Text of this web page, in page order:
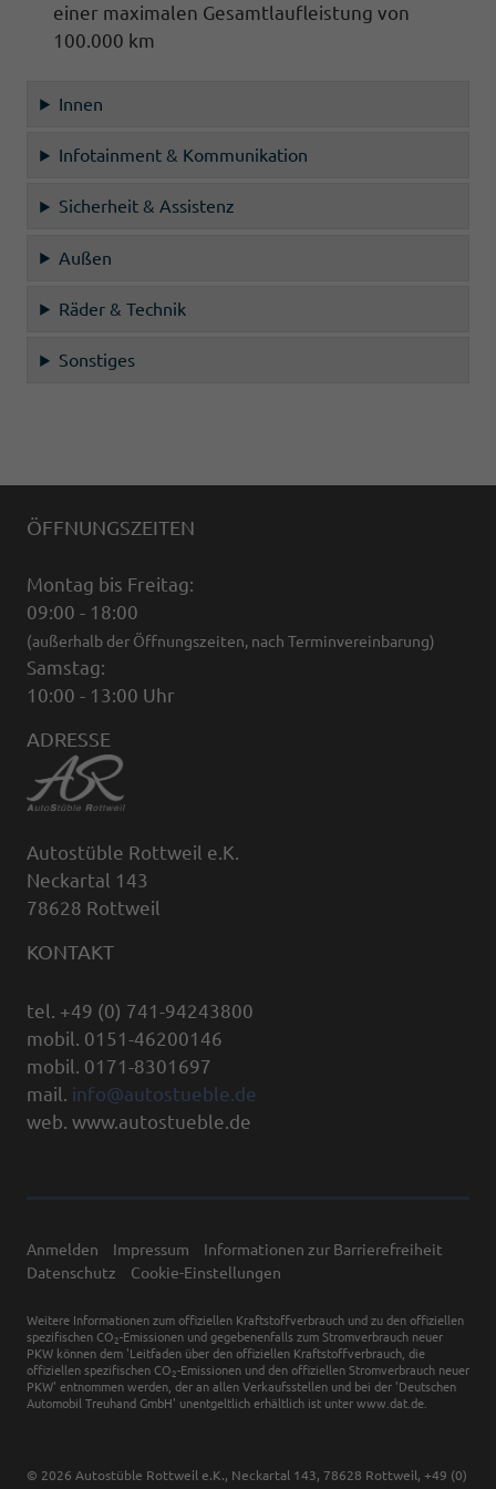
einer maximalen Gesamtlaufleistung von
100.000 km
Innen
Infotainment & Kommunikation
Sicherheit & Assistenz
Außen
Räder & Technik
Sonstiges
ÖFFNUNGSZEITEN
Montag bis Freitag:
09:00 - 18:00
(außerhalb der Öffnungszeiten, nach Terminvereinbarung)
Samstag:
10:00 - 13:00 Uhr
ADRESSE
Autostüble Rottweil e.K.
Neckartal 143
78628 Rottweil
KONTAKT
tel. +49 (0) 741-94243800
mobil. 0151-46200146
mobil. 0171-8301697
mail. info@autostueble.de
web. www.autostueble.de
Anmelden Impressum
Informationen zur Barrierefreiheit
Datenschutz
Cookie-Einstellungen
Weitere Informationen zum offiziellen Kraftstoffverbrauch und zu den offiziellen
spezifischen CO 2-Emissionen und gegebenenfalls zum Stromverbrauch neuer
PKW können dem 'Leitfaden über den offiziellen Kraftstoffverbrauch, die
offiziellen spezifischen CO 2-Emissionen und den offiziellen Stromverbrauch neuer
PKW' entnommen werden, der an allen Verkaufsstellen und bei der 'Deutschen
Automobil Treuhand GmbH' unentgeltlich erhältlich ist unter www.dat.de.
© 2026 Autostüble Rottweil e.K., Neckartal 143, 78628 Rottweil, +49 (0)